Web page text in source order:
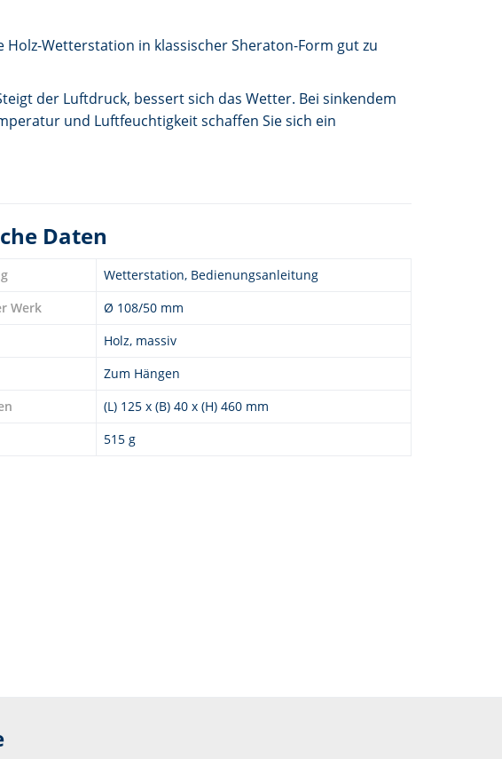
Wetterstation in klassischer Sheraton-Form gut zu
der Luftdruck, bessert sich das Wetter. Bei sinkendem
und Luftfeuchtigkeit schaffen Sie sich ein
Daten
Wetterstation, Bedienungsanleitung
Werk
Ø 108/50 mm
Holz, massiv
Zum Hängen
(L) 125 x (B) 40 x (H) 460 mm
515 g